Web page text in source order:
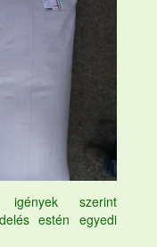
igények szerint
estén egyedi